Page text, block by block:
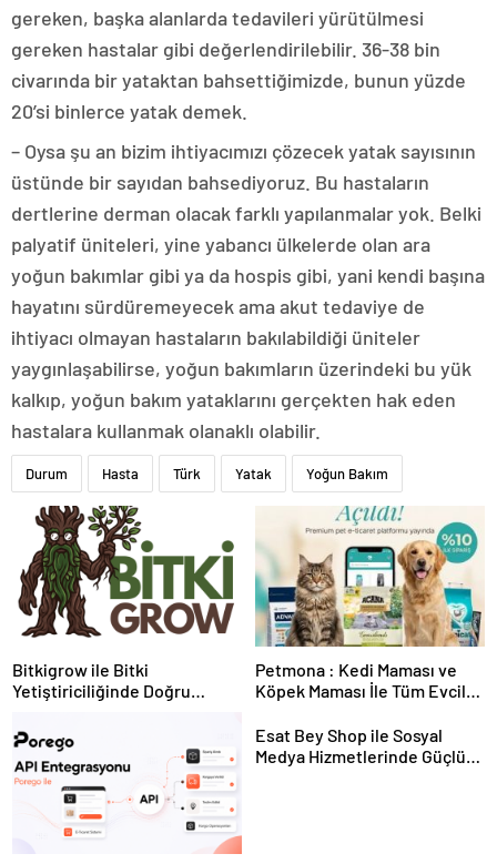
gereken, başka alanlarda tedavileri yürütülmesi
gereken hastalar gibi değerlendirilebilir. 36-38 bin
civarında bir yataktan bahsettiğimizde, bunun yüzde
20’si binlerce yatak demek.
– Oysa şu an bizim ihtiyacımızı çözecek yatak sayısının
üstünde bir sayıdan bahsediyoruz. Bu hastaların
dertlerine derman olacak farklı yapılanmalar yok. Belki
palyatif üniteleri, yine yabancı ülkelerde olan ara
yoğun bakımlar gibi ya da hospis gibi, yani kendi başına
hayatını sürdüremeyecek ama akut tedaviye de
ihtiyacı olmayan hastaların bakılabildiği üniteler
yaygınlaşabilirse, yoğun bakımların üzerindeki bu yük
kalkıp, yoğun bakım yataklarını gerçekten hak eden
hastalara kullanmak olanaklı olabilir.
Durum Hasta Türk Yatak Yoğun Bakım
Bitkigrow ile Bitki
Yetiştiriciliğinde Doğru
Petmona : Kedi Maması ve
Köpek Maması İle Tüm Evcil
Esat Bey Shop ile Sosyal
Medya Hizmetlerinde Güçlü